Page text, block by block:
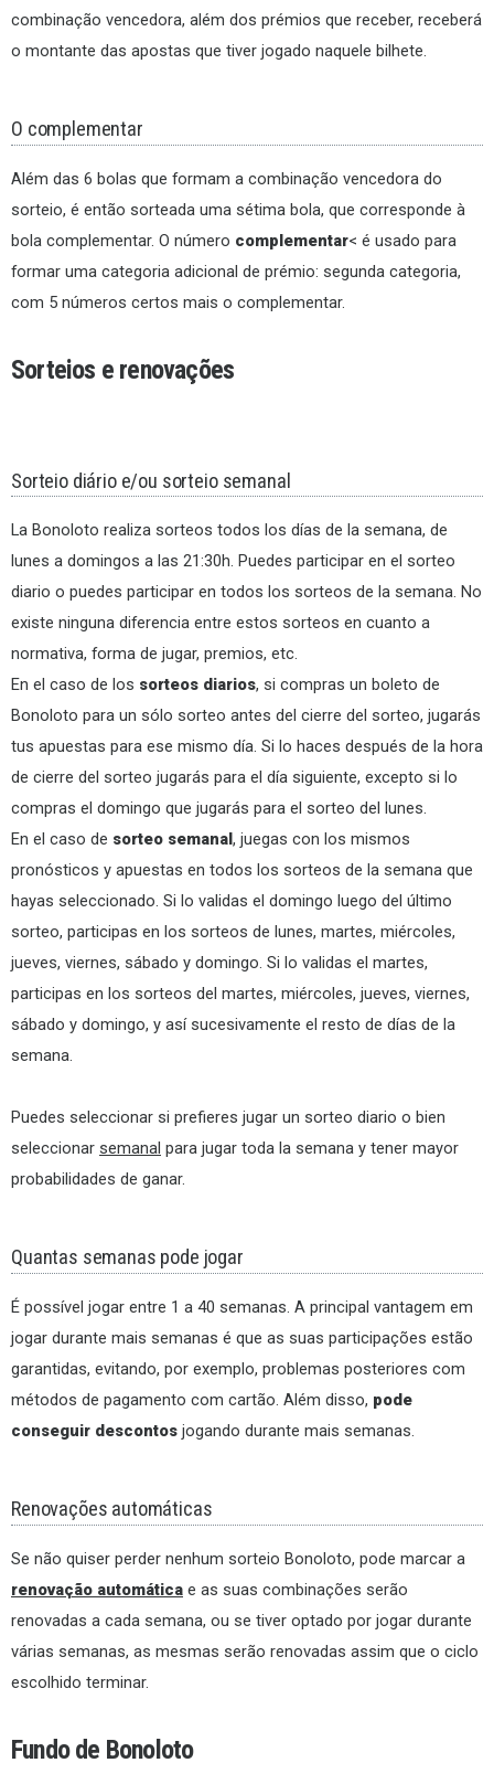
combinação vencedora, além dos prémios que receber, receberá
o montante das apostas que tiver jogado naquele bilhete.
O complementar
Além das 6 bolas que formam a combinação vencedora do
sorteio, é então sorteada uma sétima bola, que corresponde à
bola complementar. O número complementar< é usado para
formar uma categoria adicional de prémio: segunda categoria,
com 5 números certos mais o complementar.
Sorteios e renovações
Sorteio diário e/ou sorteio semanal
La Bonoloto realiza sorteos todos los días de la semana, de
lunes a domingos a las 21:30h. Puedes participar en el sorteo
diario o puedes participar en todos los sorteos de la semana. No
existe ninguna diferencia entre estos sorteos en cuanto a
normativa, forma de jugar, premios, etc.
En el caso de los sorteos diarios, si compras un boleto de
Bonoloto para un sólo sorteo antes del cierre del sorteo, jugarás
tus apuestas para ese mismo día. Si lo haces después de la hora
de cierre del sorteo jugarás para el día siguiente, excepto si lo
compras el domingo que jugarás para el sorteo del lunes.
En el caso de sorteo semanal , juegas con los mismos
pronósticos y apuestas en todos los sorteos de la semana que
hayas seleccionado. Si lo validas el domingo luego del último
sorteo, participas en los sorteos de lunes, martes, miércoles,
jueves, viernes, sábado y domingo. Si lo validas el martes,
participas en los sorteos del martes, miércoles, jueves, viernes,
sábado y domingo, y así sucesivamente el resto de días de la
semana.
Puedes seleccionar si prefieres jugar un sorteo diario o bien
seleccionar semanal para jugar toda la semana y tener mayor
probabilidades de ganar.
Quantas semanas pode jogar
É possível jogar entre 1 a 40 semanas. A principal vantagem em
jogar durante mais semanas é que as suas participações estão
garantidas, evitando, por exemplo, problemas posteriores com
métodos de pagamento com cartão. Além disso, pode
conseguir descontos jogando durante mais semanas.
Renovações automáticas
Se não quiser perder nenhum sorteio Bonoloto, pode marcar a
renovação automática e as suas combinações serão
renovadas a cada semana, ou se tiver optado por jogar durante
várias semanas, as mesmas serão renovadas assim que o ciclo
escolhido terminar.
Fundo de Bonoloto